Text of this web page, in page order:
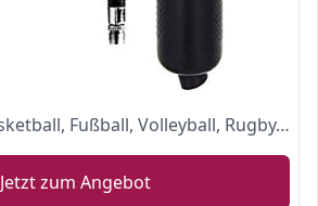
Ball Pump für Basketball, Fußball, Volleyball, Rugby, Wasserball und andere aufblasbare Luftpumpe, Nadeln und Düsen enthalten
Jetzt zum Angebot